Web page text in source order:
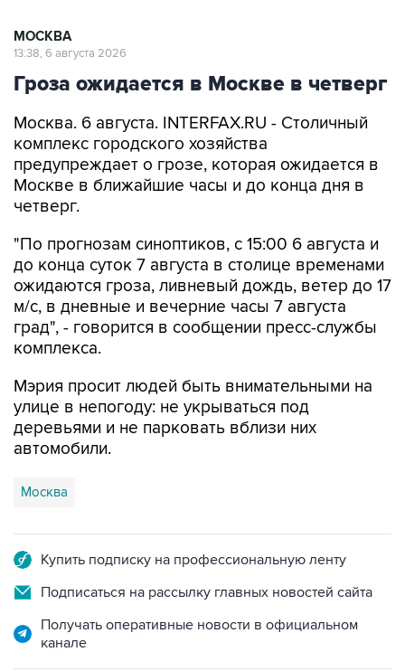
МОСКВА
13:38, 6 августа 2026
Гроза ожидается в Москве в четверг
Москва. 6 августа. INTERFAX.RU - Столичный
комплекс городского хозяйства
предупреждает о грозе, которая ожидается в
Москве в ближайшие часы и до конца дня в
четверг.
"По прогнозам синоптиков, с 15:00 6 августа и
до конца суток 7 августа в столице временами
ожидаются гроза, ливневый дождь, ветер до 17
м/с, в дневные и вечерние часы 7 августа
град", - говорится в сообщении пресс-службы
комплекса.
Мэрия просит людей быть внимательными на
улице в непогоду: не укрываться под
деревьями и не парковать вблизи них
автомобили.
Москва
Купить подписку на профессиональную ленту
Подписаться на рассылку главных новостей сайта
Получать оперативные новости в официальном
канале